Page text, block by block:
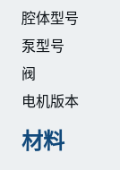
腔体型号
泵型号
阀
电机版本
材料